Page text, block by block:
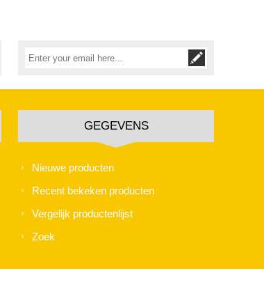
GEGEVENS
Nieuwe producten
Recent bekeken producten
Vergelijk productenlijst
Zoek